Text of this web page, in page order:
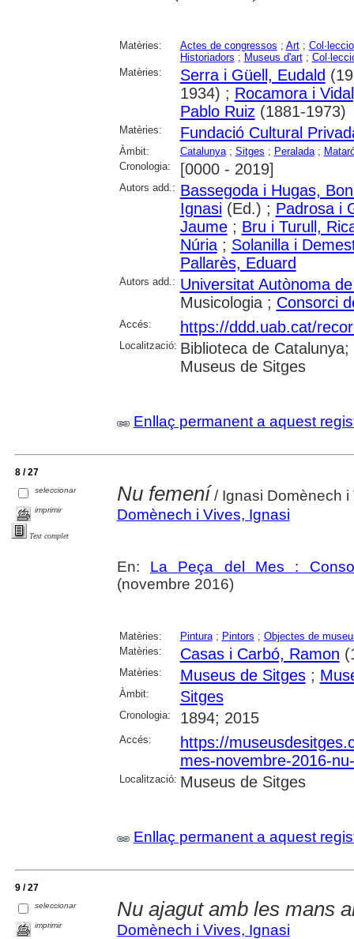
Matèries: Actes de congressos ; Art;
Historiadors ; Museus d'art;
Matèries:
Serra i Güell, Eudald
1934) ; Rocamora i
Pablo Ruiz (1881-1973)
Matèries: Fundació Cultural
Àmbit: Catalunya; Sitges ; Peralada;
Cronologia:
[0000 - 2019]
Autors add.: Bassegoda i Hugas,
Ignasi(Ed.) ; Padrosa i
Jaume; Bru i Turull,
Núria; Solanilla i
Pallarès, Eduard
Autors add.: Universitat Autònoma
Musicologia ; Consorci
Accés: https://ddd.uab.cat/
Localització: Biblioteca de
Museus de Sitges
Enllaç permanent a aquest
8 / 27
seleccionar
imprimir
Text complet
Nu femení / Ignasi Domènech i
Domènech i Vives, Ignasi
En: La Peça del Mes :
(novembre 2016)
Matèries: Pintura; Pintors ; Objectes de
Matèries:
Casas i Carbó, Ramon
Matèries: Museus de Sitges;
Àmbit: Sitges
Cronologia: 1894; 2015
Accés:
https://
mes-novembre-2016-
Localització: Museus de Sitges
Enllaç permanent a aquest
9 / 27
seleccionar
imprimir
Nu ajagut amb les mans
Domènech i Vives, Ignasi